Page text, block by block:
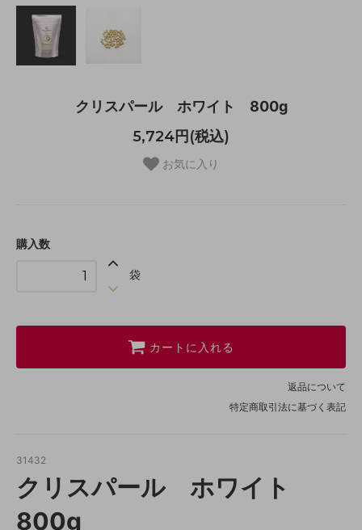
クリスパール ホワイト 800g
5,724円(税込)
お気に入り
購入数
袋
カートに入れる
返品について
特定商取引法に基づく表記
31432
クリスパール ホワイト
800g